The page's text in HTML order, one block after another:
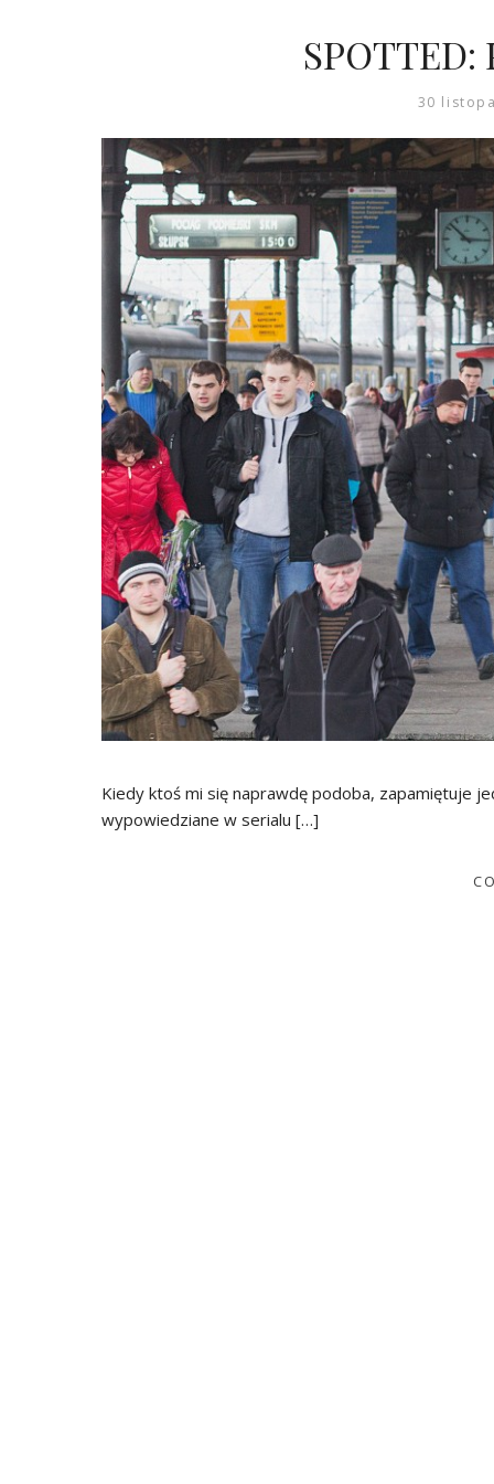
30
Kiedy ktoś mi się naprawdę podoba, zapamiętuje
wypowiedziane w serialu […]